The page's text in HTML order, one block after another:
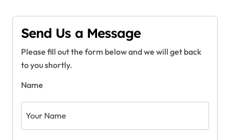
Send Us a Message
Please fill out the form below and we will get back
to you shortly.
Name